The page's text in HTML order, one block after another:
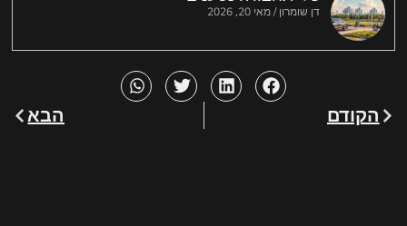
דן שומרון מאי 20, 2026
הקודם הבא